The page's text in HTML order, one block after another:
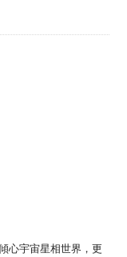
宇宙星相世界，更